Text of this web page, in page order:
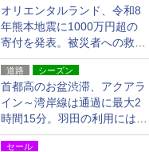
オリエンタルランド、令和8
年熊本地震に1000万円超の
寄付を発表。被災者への救援
活動・復旧支援
道路 シーズン
首都高のお盆渋滞、アクアラ
イン～湾岸線は通過に最大2
時間15分。羽田の利用には
「空港西出口」の利用検討を
セール